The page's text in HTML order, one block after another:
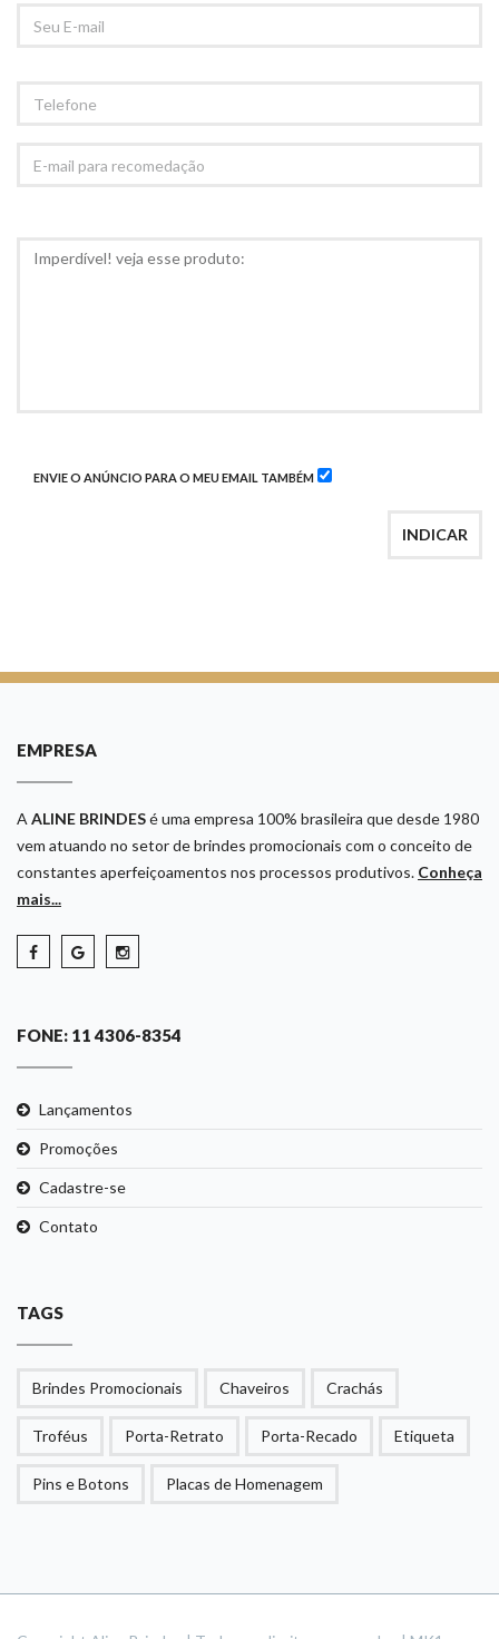
EMAIL
MAIL
ENVIE O ANÚNCIO PARA O MEU EMAIL TAMBÉM
INDICAR
EMPRESA
A ALINE BRINDESé uma empresa 100% brasileira que desde 1980
vem atuando no setor de brindes promocionais com o conceito de
constantes aperfeiçoamentos nos processos produtivos. Conheça
mais...
FONE: 11 4306-8354
Lançamentos
Promoções
Cadastre-se
Contato
TAGS
Brindes Promocionais Chaveiros Crachás
Troféus Porta-Retrato Porta-Recado Etiqueta
Pins e Botons Placas de Homenagem